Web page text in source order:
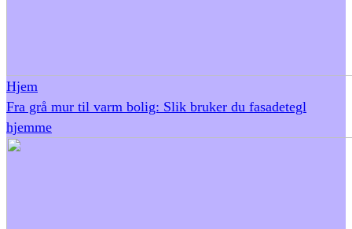
Hjem
Fra grå mur til varm bolig: Slik bruker du fasadetegl
hjemme